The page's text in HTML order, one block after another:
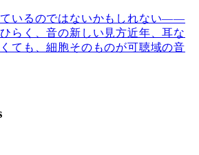
いるのではないかもしれない――
らく、音の新しい見方近年、耳な
ても、細胞そのものが可聴域の音